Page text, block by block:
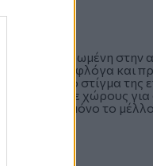
αφιερωμένη στην
ιδιαίτερη φλόγα και
δώσουν το στίγμα της
χώρους
δεν είναι μόνο το